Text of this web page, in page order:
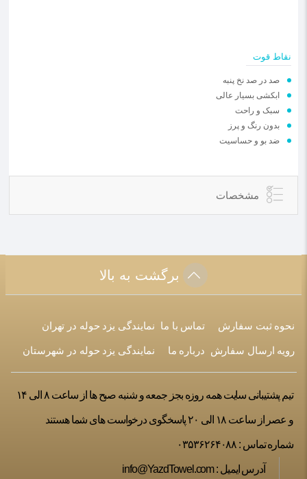
نقاط قوت
صد در صد نخ پنبه
️ابکشی بسیار عالی
️سبک و راحت
️بدون‌ رنگ و پرز
️ضد بو و حساسیت
مشخصات
برگشت به بالا
نحوه ثبت سفارش
رویه ارسال سفارش
تماس با ما
درباره ما
نمایندگی یزد حوله در تهران
نمایندگی یزد حوله در شهرستان
تیم پشتیبانی سایت همه روزه بجز جمعه و شنبه صبح ها از ساعت ۸ الی ۱۴
و عصر از ساعت ۱۸ الی ۲۰ پاسخگوی درخواست های شما هستند
شماره تماس : ۰۳۵۳۶۲۶۴۰۸۸
آدرس ایمیل :info@YazdTowel.com